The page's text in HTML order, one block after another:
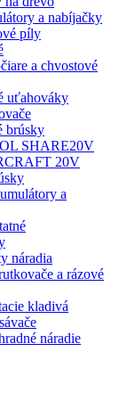
a nabíjačky
píly
a chvostové
uťahováky
brúsky
SHARE20V
20V
a
náradia
a rázové
kladivá
náradie